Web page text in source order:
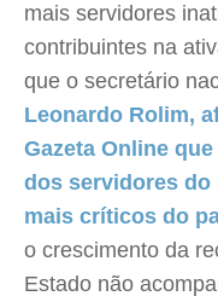
mais servidores
contribuintes na
que o secretário
Leonardo Rolim,
Gazeta Online
dos servidores do
mais críticos do
o crescimento da
Estado não